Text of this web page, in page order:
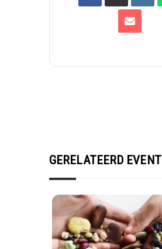
GERELATEERD EVENT